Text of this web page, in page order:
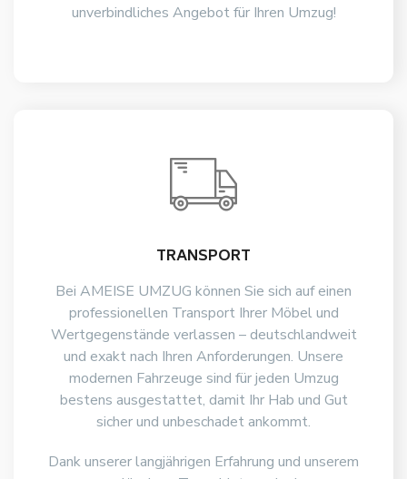
unverbindliches Angebot für Ihren Umzug!
TRANSPORT
Bei AMEISE UMZUG können Sie sich auf einen
professionellen Transport Ihrer Möbel und
Wertgegenstände verlassen – deutschlandweit
und exakt nach Ihren Anforderungen. Unsere
modernen Fahrzeuge sind für jeden Umzug
bestens ausgestattet, damit Ihr Hab und Gut
sicher und unbeschadet ankommt.
Dank unserer langjährigen Erfahrung und unserem